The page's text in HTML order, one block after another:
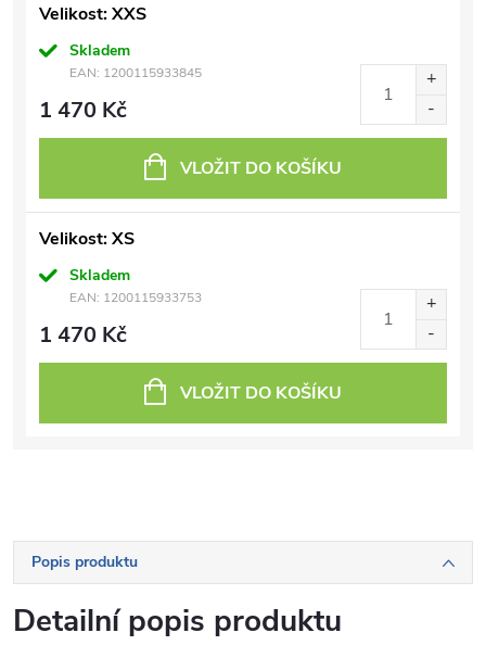
Velikost: XXS
Skladem
EAN: 1200115933845
1 470 Kč
VLOŽIT DO KOŠÍKU
Velikost: XS
Skladem
EAN: 1200115933753
1 470 Kč
VLOŽIT DO KOŠÍKU
Popis produktu
Detailní popis produktu